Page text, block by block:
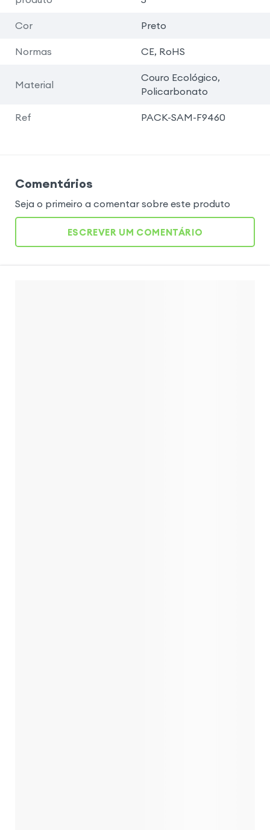
Cor Preto
Normas CE, RoHS
Material
Couro Ecológico,
Policarbonato
Ref PACK-SAM-F9460
Comentários
Seja o primeiro a comentar sobre este produto
ESCREVER UM COMENTÁRIO